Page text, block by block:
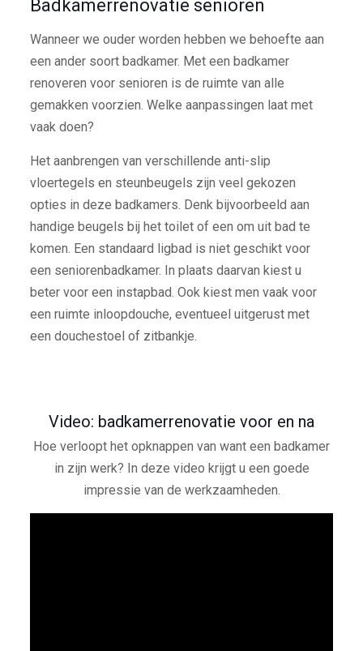
Badkamerrenovatie senioren
Wanneer we ouder worden hebben we behoefte aan
een ander soort badkamer. Met een badkamer
renoveren voor senioren is de ruimte van alle
gemakken voorzien. Welke aanpassingen laat met
vaak doen?
Het aanbrengen van verschillende anti-slip
vloertegels en steunbeugels zijn veel gekozen
opties in deze badkamers. Denk bijvoorbeeld aan
handige beugels bij het toilet of een om uit bad te
komen. Een standaard ligbad is niet geschikt voor
een seniorenbadkamer. In plaats daarvan kiest u
beter voor een instapbad. Ook kiest men vaak voor
een ruimte inloopdouche, eventueel uitgerust met
een douchestoel of zitbankje.
Video: badkamerrenovatie voor en na
Hoe verloopt het opknappen van want een badkamer
in zijn werk? In deze video krijgt u een goede
impressie van de werkzaamheden.